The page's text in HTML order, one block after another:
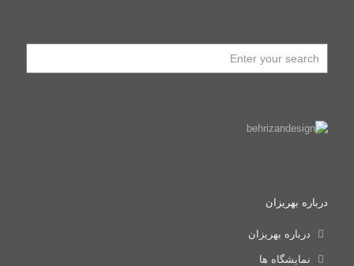
درباره بهریزان
درباره بهریزان
نمایشگاه ها